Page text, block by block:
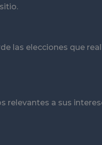
las elecciones que
a sus